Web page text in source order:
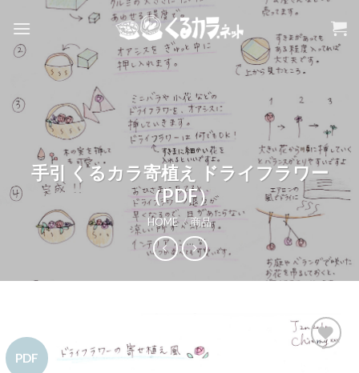
content
手引 くるカラ寄植え ドライフラワー
（PDF）
HOME / 商品
PDF